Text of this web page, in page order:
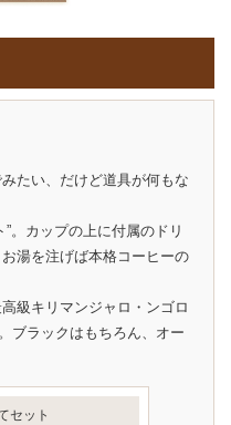
たい、だけど道具が何もな
。カップの上に付属のドリ
湯を注げば本格コーヒーの
級キリマンジャロ・ンゴロ
ブラックはもちろん、オー
セット